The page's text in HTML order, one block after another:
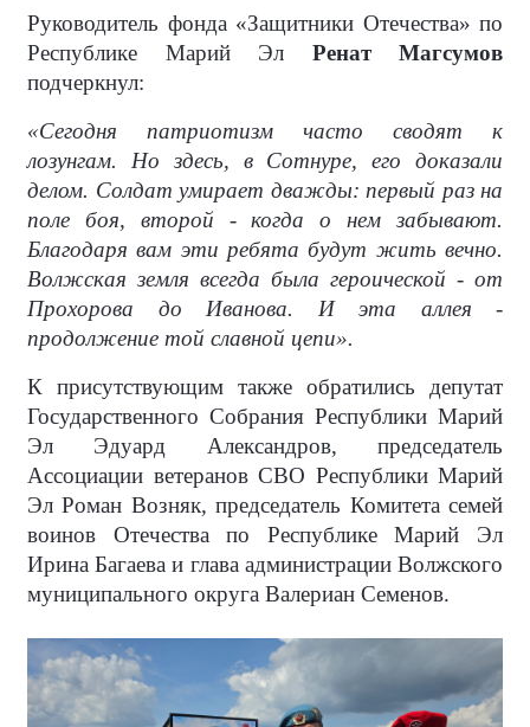
Руководитель фонда «Защитники Отечества» по
Республике Марий Эл Ренат Магсумов
подчеркнул:
«Сегодня патриотизм часто сводят к
лозунгам. Но здесь, в Сотнуре, его доказали
делом. Солдат умирает дважды: первый раз на
поле боя, второй - когда о нем забывают.
Благодаря вам эти ребята будут жить вечно.
Волжская земля всегда была героической - от
Прохорова до Иванова. И эта аллея -
продолжение той славной цепи».
К присутствующим также обратились депутат
Государственного Собрания Республики Марий
Эл Эдуард Александров, председатель
Ассоциации ветеранов СВО Республики Марий
Эл Роман Возняк, председатель Комитета семей
воинов Отечества по Республике Марий Эл
Ирина Багаева и глава администрации Волжского
муниципального округа Валериан Семенов.